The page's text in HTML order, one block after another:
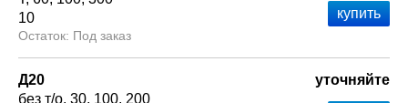
10
Под заказ
Д20
без т/о 30 100 200
уточняйте